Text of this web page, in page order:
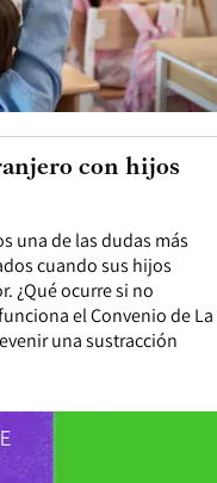
una de las dudas más
cuando sus hijos
¿Qué ocurre si no
el Convenio de La
una sustracción
con hijos